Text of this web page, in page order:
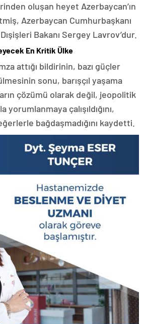
oluşan heyet Azerbaycan’ın
Azerbaycan Cumhurbaşkanı
Bakanı Sergey Lavrov’dur.
En Kritik Ülke
attığı bildirinin, bazı güçler
sonu, barışçıl yaşama
çözümü olarak değil, jeopolitik
yorumlanmaya çalışıldığını,
bağdaşmadığını kaydetti.